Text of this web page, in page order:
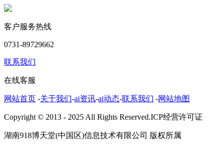
客户服务热线
0731-89729662
联系我们
在线客服
网站首页 -关于我们-ai资讯-ai动态-联系我们 -网站地图
Copyright © 2013 - 2025 All Rights Reserved.ICP经营许可证
湖南918博天堂(中国区)信息技术有限公司 版权所属